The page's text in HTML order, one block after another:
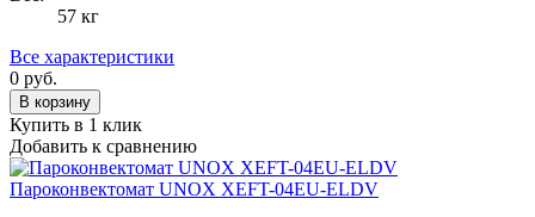
57 кг
Все характеристики
0 руб.
В корзину
Купить в 1 клик
Добавить к сравнению
Пароконвектомат UNOX XEFT-04EU-ELDV